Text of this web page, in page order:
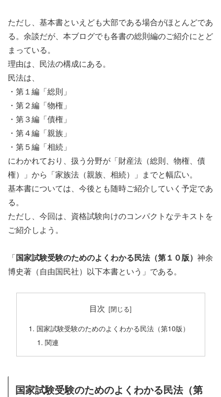
ただし、基本書といえども大部である場合がほとんどであ
る。余談だが、本ブログでも各書の総則編のご紹介にとど
まっている。
理由は、民法の構成にある。
民法は、
・第１編「総則」
・第２編「物権」
・第３編「債権」
・第４編「親族」
・第５編「相続」
にわかれており、扱う分野が「財産法（総則、物権、債
権）」から「家族法（親族、相続）」までと幅広い。
基本書については、今後とも随時ご紹介していく予定であ
る。
ただし、今回は、資格試験向けのコンパクトなテキストを
ご紹介しよう。
「国家試験受験のためのよくわかる民法（第１０版） 神余
博史著（自由国民社）以下本書という」である。
目次
国家試験受験のためのよくわかる民法（第10版）
関連
国家試験受験のためのよくわかる民法（第